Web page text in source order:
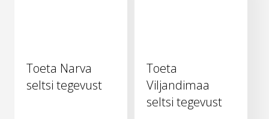
Toeta Narva
seltsi tegevust
Toeta
Viljandimaa
seltsi tegevust